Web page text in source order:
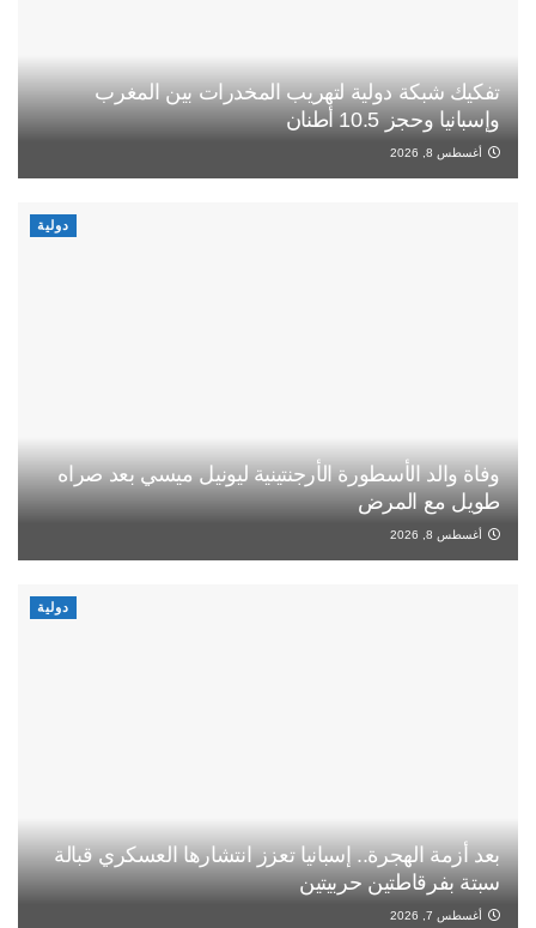
تفكيك شبكة دولية لتهريب المخدرات بين المغرب
وإسبانيا وحجز 10.5 أطنان
أغسطس 8, 2026
دولية
وفاة والد الأسطورة الأرجنتينية ليونيل ميسي بعد صراه
طويل مع المرض
أغسطس 8, 2026
دولية
بعد أزمة الهجرة.. إسبانيا تعزز انتشارها العسكري قبالة
سبتة بفرقاطتين حربيتين
أغسطس 7, 2026